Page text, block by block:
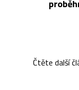
Čtěte další